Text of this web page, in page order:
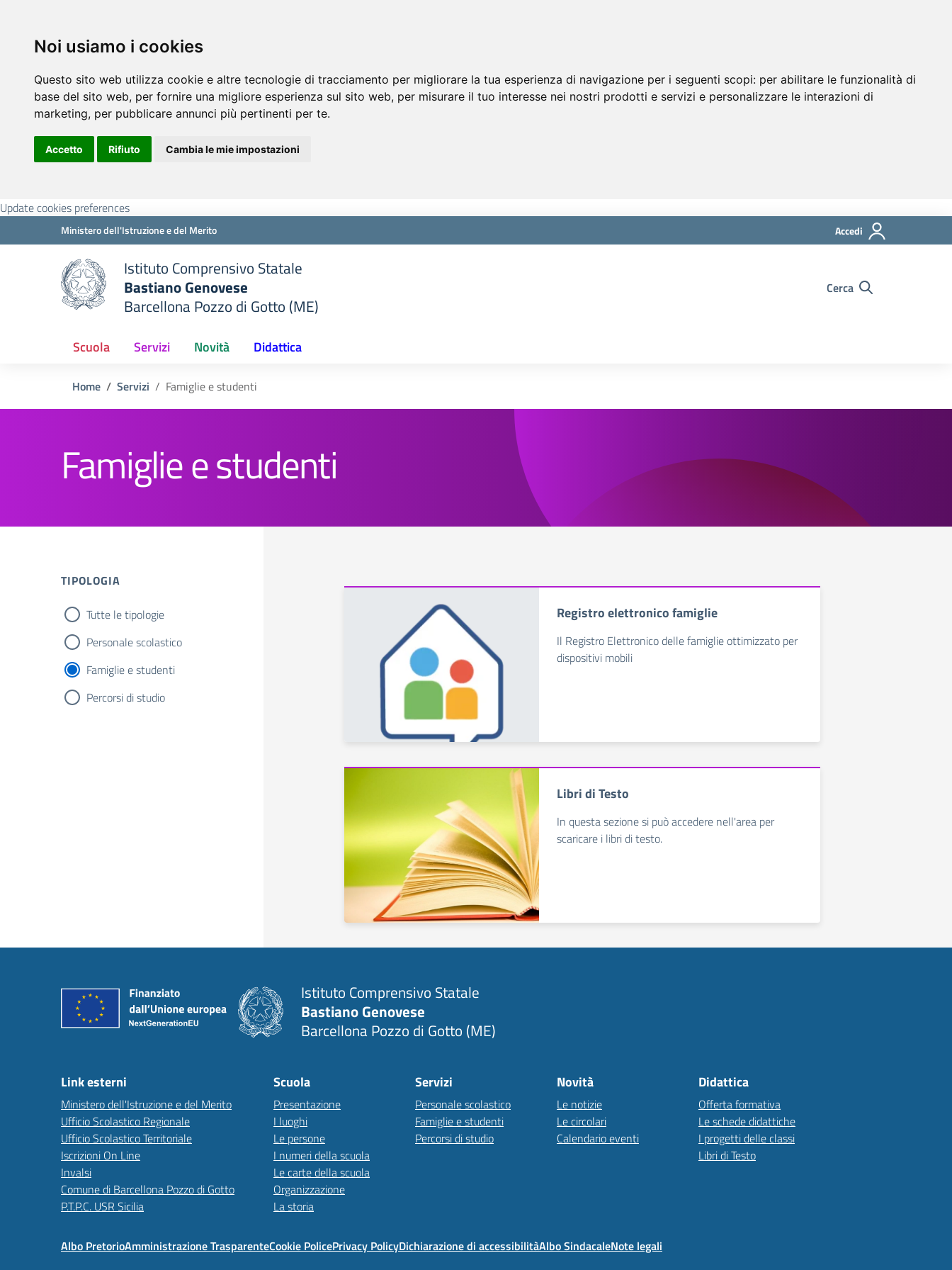
Noi usiamo i cookies
Questo sito web utilizza cookie e altre tecnologie di tracciamento per migliorare la tua esperienza di navigazione per i seguenti scopi: per abilitare le funzionalità di
base del sito web, per fornire una migliore esperienza sul sito web, per misurare il tuo interesse nei nostri prodotti e servizi e personalizzare le interazioni di
marketing, per pubblicare annunci più pertinenti per te.
Accetto Rifiuto Cambia le mie impostazioni
Update cookies preferences
Ministero dell'Istruzione e del Merito Accedi
Istituto Comprensivo Statale
Bastiano Genovese
Barcellona Pozzo di Gotto (ME)
Cerca
Scuola Servizi Novità Didattica
Home Servizi Famiglie e studenti
Famiglie e studenti
TIPOLOGIA
Tutte le tipologie
Personale scolastico
Famiglie e studenti
Percorsi di studio
Registro elettronico famiglie
Il Registro Elettronico delle famiglie ottimizzato per
dispositivi mobili
Libri di Testo
In questa sezione si può accedere nell'area per
scaricare i libri di testo.
Istituto Comprensivo Statale
Bastiano Genovese
Barcellona Pozzo di Gotto (ME)
Link esterni
Ministero dell'Istruzione e del Merito
Ufficio Scolastico Regionale
Ufficio Scolastico Territoriale
Iscrizioni On Line
Invalsi
Comune di Barcellona Pozzo di Gotto
P.T.P.C. USR Sicilia
Scuola
Presentazione
I luoghi
Le persone
I numeri della scuola
Le carte della scuola
Organizzazione
La storia
Servizi
Personale scolastico
Famiglie e studenti
Percorsi di studio
Novità
Le notizie
Le circolari
Calendario eventi
Didattica
Offerta formativa
Le schede didattiche
I progetti delle classi
Libri di Testo
Albo PretorioAmministrazione TrasparenteCookie PolicePrivacy PolicyDichiarazione di accessibilitàAlbo SindacaleNote legali